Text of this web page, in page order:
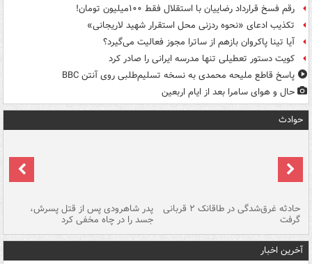
رقم فسخ قرارداد رضاییان با استقلال فقط ۱۰۰میلیون تومان!
تکذیب ادعای «نحوه ردزنی محل استقرار شهید لاریجانی»
آیا تینا پاکروان بازهم از ساترا مجوز فعالیت می‌گیرد؟
کویت دستور تعطیلی تنها مدرسه ایرانی را صادر کرد
پاسخ قاطع ملیحه محمدی به نسخه تسلیم‌طلبی روی آنتن BBC
حال و هوای سامرا بعد از ایام اربعین
حوادث
حادثه غرق‌شدگی در طاقانک ۲ قربانی
گرفت
پدر شاهرودی پس از قتل پسرش،
جسد را در چاه مخفی کرد
آخرین اخبار